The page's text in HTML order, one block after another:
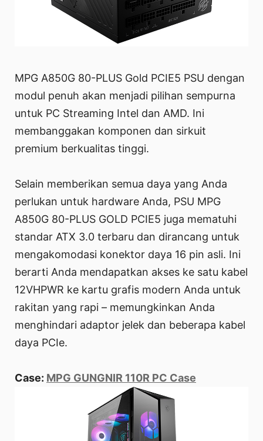
MPG A850G 80-PLUS Gold PCIE5 PSU dengan
modul penuh akan menjadi pilihan sempurna
untuk PC Streaming Intel dan AMD. Ini
membanggakan komponen dan sirkuit
premium berkualitas tinggi.
Selain memberikan semua daya yang Anda
perlukan untuk hardware Anda, PSU MPG
A850G 80-PLUS GOLD PCIE5 juga mematuhi
standar ATX 3.0 terbaru dan dirancang untuk
mengakomodasi konektor daya 16 pin asli. Ini
berarti Anda mendapatkan akses ke satu kabel
12VHPWR ke kartu grafis modern Anda untuk
rakitan yang rapi – memungkinkan Anda
menghindari adaptor jelek dan beberapa kabel
daya PCIe.
Case: MPG GUNGNIR 110R PC Case